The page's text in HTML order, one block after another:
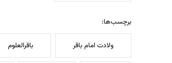
برچسب‌ها:
ولادت امام باقر باقرالعلوم